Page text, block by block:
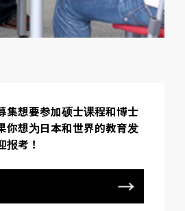
集想要参加硕士课程和博士
你想为日本和世界的教育发
报考！